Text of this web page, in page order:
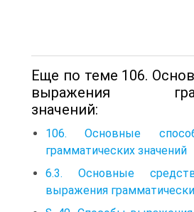
Еще по теме 106.
выражения
значений:
106. Основные
грамматических значений
6.3. Основные
выражения